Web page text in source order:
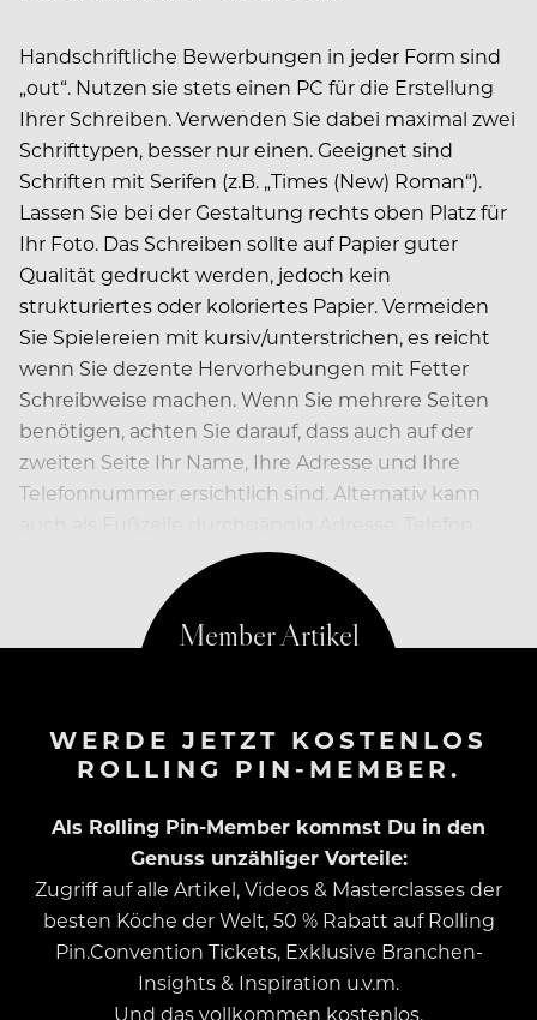
Handschriftliche Bewerbungen in jeder Form sind
„out“. Nutzen sie stets einen PC für die Erstellung
Ihrer Schreiben. Verwenden Sie dabei maximal zwei
Schrifttypen, besser nur einen. Geeignet sind
Schriften mit Serifen (z.B. „Times (New) Roman“).
Lassen Sie bei der Gestaltung rechts oben Platz für
Ihr Foto. Das Schreiben sollte auf Papier guter
Qualität gedruckt werden, jedoch kein
strukturiertes oder koloriertes Papier. Vermeiden
Sie Spielereien mit kursiv/unterstrichen, es reicht
wenn Sie dezente Hervorhebungen mit Fetter
Schreibweise machen. Wenn Sie mehrere Seiten
benötigen, achten Sie darauf, dass auch auf der
zweiten Seite Ihr Name, Ihre Adresse und Ihre
Telefonnummer ersichtlich sind. Alternativ kann
evtl. Fax oder Email-Adresse angegeben werden.
WERDE JETZT KOSTENLOS
ROLLING PIN-MEMBER.
Als Rolling Pin-Member kommst Du in den
Genuss unzähliger Vorteile:
Zugriff auf alle Artikel, Videos & Masterclasses der
besten Köche der Welt, 50 % Rabatt auf Rolling
Pin.Convention Tickets, Exklusive Branchen-
Insights & Inspiration u.v.m.
Und das vollkommen kostenlos.